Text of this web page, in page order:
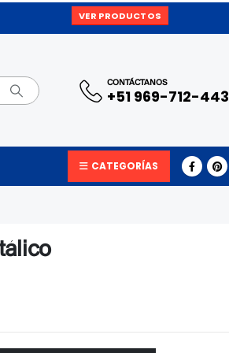
VER PRODUCTOS
CONTÁCTANOS
+51 969-712-443
CATEGORÍAS